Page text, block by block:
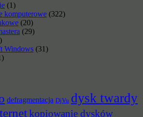
(1)
komputerowe (322)
(20)
(29)
Windows (31)
defragmentacja DjVu dysk twardy
kopiowanie dysków